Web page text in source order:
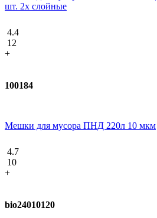
шт. 2х слойные
4.4
12
+
100184
Мешки для мусора ПНД 220л 10 мкм
4.7
10
+
bio24010120